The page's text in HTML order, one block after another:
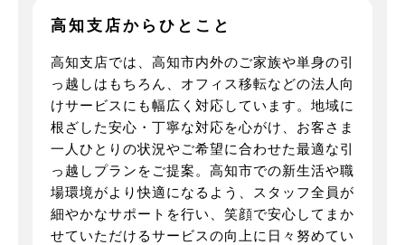
高知支店からひとこと
高知支店では、高知市内外のご家族や単身の引
っ越しはもちろん、オフィス移転などの法人向
けサービスにも幅広く対応しています。地域に
根ざした安心・丁寧な対応を心がけ、お客さま
一人ひとりの状況やご希望に合わせた最適な引
っ越しプランをご提案。高知市での新生活や職
場環境がより快適になるよう、スタッフ全員が
細やかなサポートを行い、笑顔で安心してまか
せていただけるサービスの向上に日々努めてい